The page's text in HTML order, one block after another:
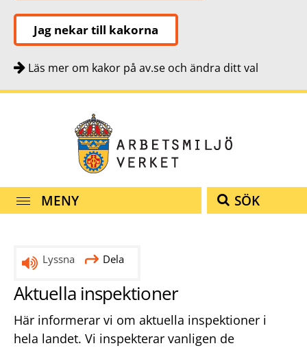
Jag nekar till kakorna
Läs mer om kakor på av.se och ändra ditt val
MENY SÖK
Lyssna Dela
Aktuella inspektioner
Här informerar vi om aktuella inspektioner i
hela landet. Vi inspekterar vanligen de